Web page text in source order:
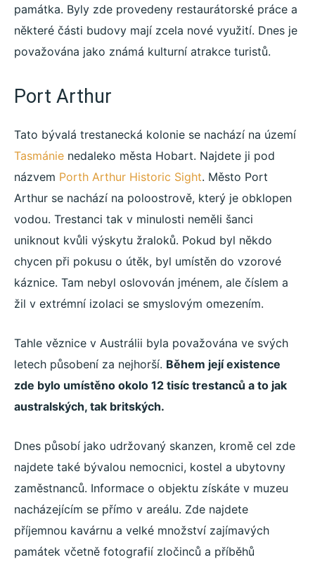
památka. Byly zde provedeny restaurátorské práce a
některé části budovy mají zcela nové využití. Dnes je
považována jako známá kulturní atrakce turistů.
Port Arthur
Tato bývalá trestanecká kolonie se nachází na území
Tasmánie nedaleko města Hobart. Najdete ji pod
názvem Porth Arthur Historic Sight. Město Port
Arthur se nachází na poloostrově, který je obklopen
vodou. Trestanci tak v minulosti neměli šanci
uniknout kvůli výskytu žraloků. Pokud byl někdo
chycen při pokusu o útěk, byl umístěn do vzorové
káznice. Tam nebyl oslovován jménem, ale číslem a
žil v extrémní izolaci se smyslovým omezením.
Tahle věznice v Austrálii byla považována ve svých
letech působení za nejhorší. Během její existence
zde bylo umístěno okolo 12 tisíc trestanců a to jak
australských, tak britských.
Dnes působí jako udržovaný skanzen, kromě cel zde
najdete také bývalou nemocnici, kostel a ubytovny
zaměstnanců. Informace o objektu získáte v muzeu
nacházejícím se přímo v areálu. Zde najdete
příjemnou kavárnu a velké množství zajímavých
památek včetně fotografií zločinců a příběhů